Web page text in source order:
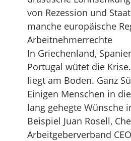
von Rezession und
manche europäische
Arbeitnehmerrechte
In Griechenland,
Portugal wütet die
liegt am Boden. Ganz
Einigen Menschen in
lang gehegte Wünsche
Beispiel Juan Rosell,
Arbeitgeberverband